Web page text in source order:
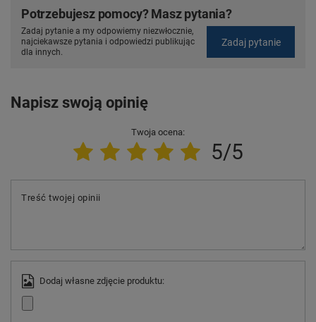
Potrzebujesz pomocy? Masz pytania?
Zadaj pytanie a my odpowiemy niezwłocznie,
najciekawsze pytania i odpowiedzi publikując
dla innych.
Zadaj pytanie
Napisz swoją opinię
Twoja ocena:
5/5
Treść twojej opinii
Dodaj własne zdjęcie produktu: